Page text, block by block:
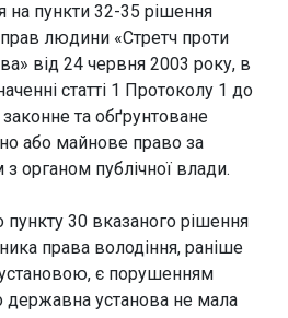
на пункти 32-35 рішення
людини «Стретч проти
від 24 червня 2003 року, в
статті 1 Протоколу 1 до
та обґрунтоване
або майнове право за
органом публічної влади.
пункту 30 вказаного рішення
права володіння, раніше
є порушенням
державна установа не мала